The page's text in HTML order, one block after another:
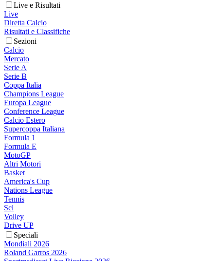
Live e Risultati
Live
Diretta Calcio
Risultati e Classifiche
Sezioni
Calcio
Mercato
Serie A
Serie B
Coppa Italia
Champions League
Europa League
Conference League
Calcio Estero
Supercoppa Italiana
Formula 1
Formula E
MotoGP
Altri Motori
Basket
America's Cup
Nations League
Tennis
Sci
Volley
Drive UP
Speciali
Mondiali 2026
Roland Garros 2026